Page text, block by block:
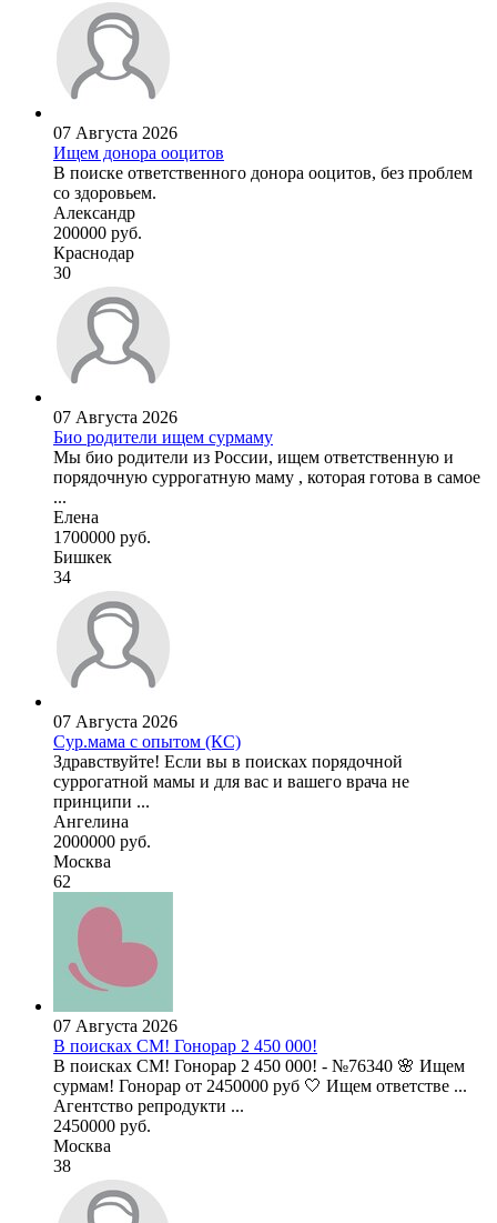
07 Августа 2026
Ищем донора ооцитов
В поиске ответственного донора ооцитов, без проблем
со здоровьем.
Александр
200000 руб.
Краснодар
30
07 Августа 2026
Био родители ищем сурмаму
Мы био родители из России, ищем ответственную и
порядочную суррогатную маму , которая готова в самое
...
Елена
1700000 руб.
Бишкек
34
07 Августа 2026
Сур.мама с опытом (КС)
Здравствуйте! Если вы в поисках порядочной
суррогатной мамы и для вас и вашего врача не
принципи ...
Ангелина
2000000 руб.
Москва
62
07 Августа 2026
В поисках СМ! Гонорар 2 450 000!
В поисках СМ! Гонорар 2 450 000! - №76340 🌸 Ищем
сурмам! Гонорар от 2450000 руб 🤍 Ищем ответстве ...
Агентство репродукти ...
2450000 руб.
Москва
38